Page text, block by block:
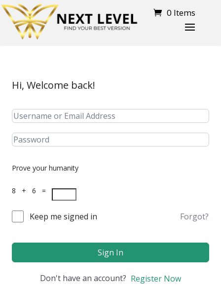
0 Items
Hi, Welcome back!
Prove your humanity
8 + 6 =
Keep me signed in Forgot?
Sign In
Don't have an account? Register Now